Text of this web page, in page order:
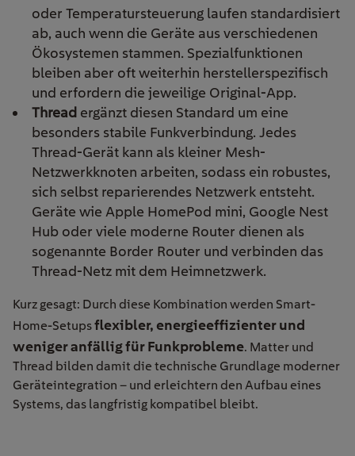
oder Temperatursteuerung laufen standardisiert
ab, auch wenn die Geräte aus verschiedenen
Ökosystemen stammen. Spezialfunktionen
bleiben aber oft weiterhin herstellerspezifisch
und erfordern die jeweilige Original-App.
Thread ergänzt diesen Standard um eine
besonders stabile Funkverbindung. Jedes
Thread-Gerät kann als kleiner Mesh-
Netzwerkknoten arbeiten, sodass ein robustes,
sich selbst reparierendes Netzwerk entsteht.
Geräte wie Apple HomePod mini, Google Nest
Hub oder viele moderne Router dienen als
sogenannte Border Router und verbinden das
Thread-Netz mit dem Heimnetzwerk.
Kurz gesagt: Durch diese Kombination werden Smart-
Home-Setupsflexibler, energieeffizienter und
weniger anfällig für Funkprobleme. Matter und
Thread bilden damit die technische Grundlage moderner
Geräteintegration – und erleichtern den Aufbau eines
Systems, das langfristig kompatibel bleibt.